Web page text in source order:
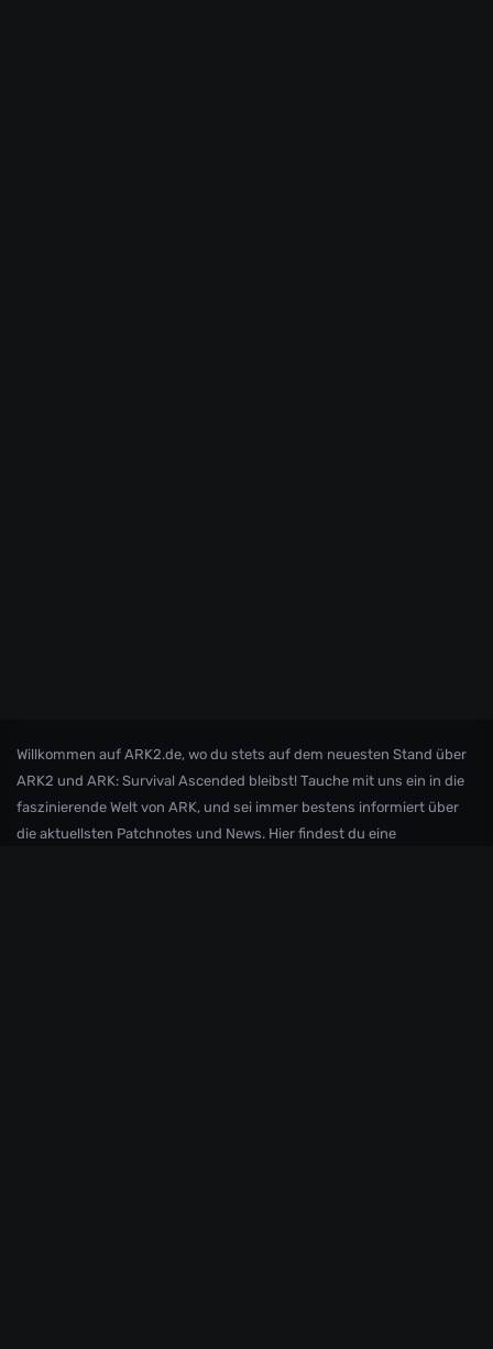
Willkommen auf ARK2.de, wo du stets auf dem neuesten Stand über
ARK2 und ARK: Survival Ascended bleibst! Tauche mit uns ein in die
faszinierende Welt von ARK, und sei immer bestens informiert über
die aktuellsten Patchnotes und News. Hier findest du eine